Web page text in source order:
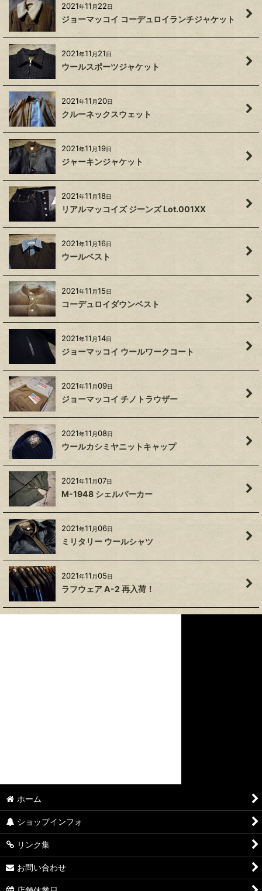
2021年11 月 22日
ジョーマッコイ コーデュロイランチジャケット
2021年11 月 21日
ウールスポーツジャケット
2021年11 月 20日
クルーネックスウェット
2021年11 月19日
ジャーキンジャケット
2021年11 月18日
リアルマッコイズ ジーンズ Lot.001XX
2021年11 月16日
ウールベスト
2021年11 月15日
コーデュロイダウンベスト
2021年11 月14日
ジョーマッコイ ウールワークコート
2021年11 月09日
ジョーマッコイ チノトラウザー
2021年11 月08日
ウールカシミヤニットキャップ
2021年11 月07日
M-1948 シェルパーカー
2021年11 月06日
ミリタリー ウールシャツ
2021年11 月05日
ラフウェア A-2 再入荷！
ホーム
ショップインフォ
リンク集
お問い合わせ